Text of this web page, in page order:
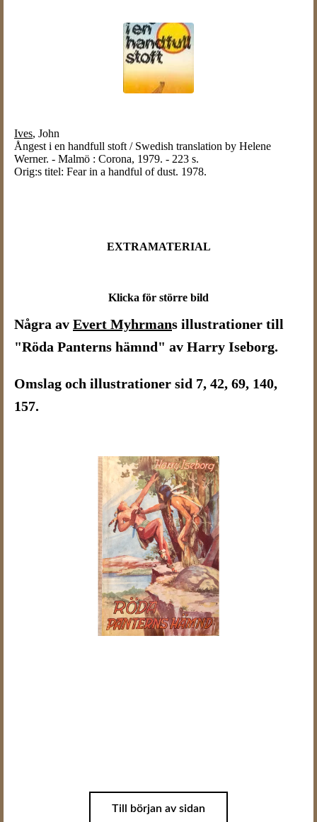
Ives, John
Ångest i en handfull stoft / Swedish translation by Helene
Werner. - Malmö : Corona, 1979. - 223 s.
Orig:s titel: Fear in a handful of dust. 1978.
EXTRAMATERIAL
Klicka för större bild
Några av Evert Myhrmans illustrationer till
"Röda Panterns hämnd" av Harry Iseborg.
Omslag och illustrationer sid 7, 42, 69, 140,
157.
Till början av sidan